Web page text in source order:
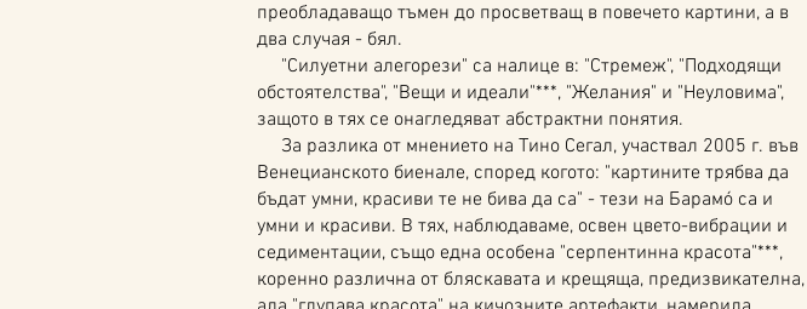
преобладаващо тъмен до просветващ в повечето картини, а в
два случая - бял.
"Силуетни алегорези" са налице в: "Стремеж", "Подходящи
обстоятелства", "Вещи и идеали"***, "Желания" и "Неуловима",
защото в тях се онагледяват абстрактни понятия.
За разлика от мнението на Тино Сегал, участвал 2005 г. във
Венецианското биенале, според когото: "картините трябва да
бъдат умни, красиви те не бива да са" - тези на Барамó са и
умни и красиви. В тях, наблюдаваме, освен цвето-вибрации и
седиментации, също една особена "серпентинна красота"***,
коренно различна от бляскавата и крещяща, предизвикателна,